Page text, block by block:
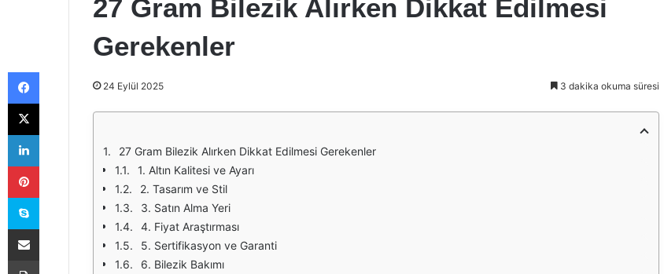
27 Gram Bilezik Alırken Dikkat Edilmesi
Gerekenler
24 Eylül 2025 3 dakika okuma süresi
27 Gram Bilezik Alırken Dikkat Edilmesi Gerekenler
1. Altın Kalitesi ve Ayarı
2. Tasarım ve Stil
3. Satın Alma Yeri
4. Fiyat Araştırması
5. Sertifikasyon ve Garanti
6. Bilezik Bakımı
Facebook
X
LinkedIn
Pinterest
Skype
E-Posta ile paylaş